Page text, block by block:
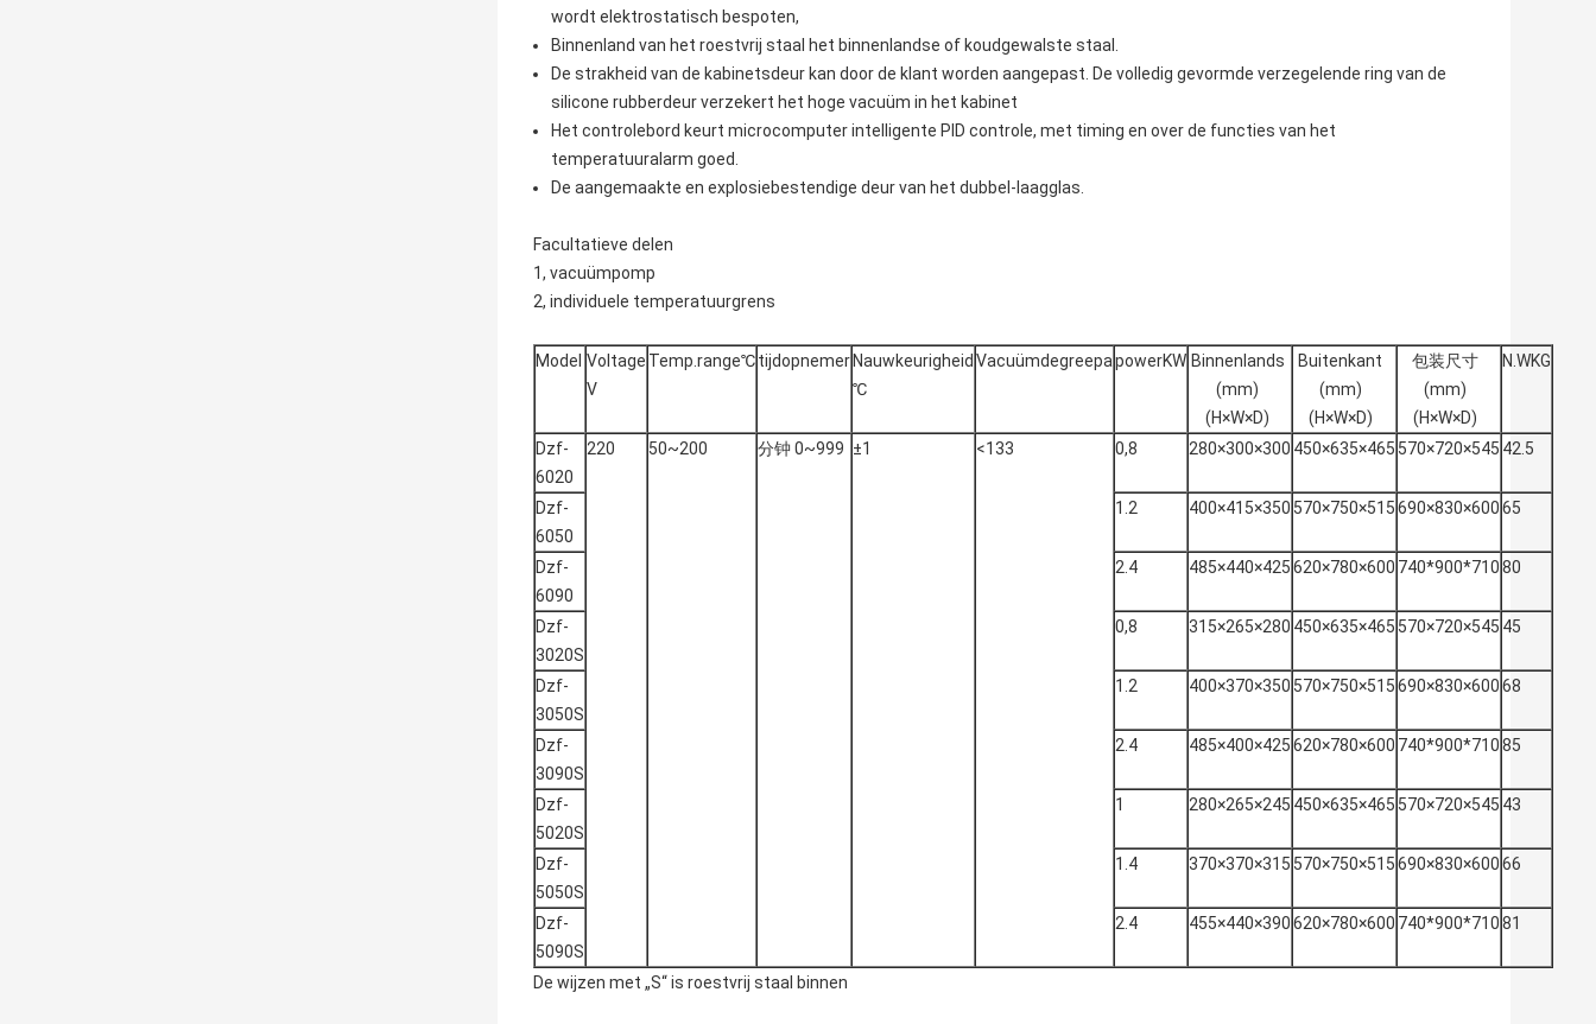
wordt elektrostatisch bespoten,
Binnenland van het roestvrij staal het binnenlandse of koudgewalste staal.
De strakheid van de kabinetsdeur kan door de klant worden aangepast. De volledig gevormde verzegelende ring van de
silicone rubberdeur verzekert het hoge vacuüm in het kabinet
Het controlebord keurt microcomputer intelligente PID controle, met timing en over de functies van het
temperatuuralarm goed.
De aangemaakte en explosiebestendige deur van het dubbel-laagglas.
Facultatieve delen
1, vacuümpomp
2, individuele temperatuurgrens
Model Voltage
V
Temp.range℃tijdopnemer Nauwkeurigheid
℃
VacuümdegreepapowerKW Binnenlands
(mm)
(H×W×D)
Buitenkant
(mm)
(H×W×D)
包装尺寸
(mm)
(H×W×D)
N.WKG
Dzf-
6020
220 50~200 分钟 0~999 ±1 <133 0,8 280×300×300 450×635×465 570×720×545 42.5
Dzf-
6050
1.2 400×415×350 570×750×515690×830×60065
Dzf-
6090
2.4 485×440×425620×780×600 740*900*71080
Dzf-
3020S
0,8 315×265×280 450×635×465 570×720×545 45
Dzf-
3050S
1.2 400×370×350 570×750×515690×830×60068
Dzf-
3090S
2.4 485×400×425620×780×600 740*900*71085
Dzf-
5020S
1 280×265×245 450×635×465 570×720×545 43
Dzf-
5050S
1.4 370×370×315 570×750×515690×830×60066
Dzf-
5090S
2.4 455×440×390620×780×600 740*900*71081
De wijzen met „S“ is roestvrij staal binnen